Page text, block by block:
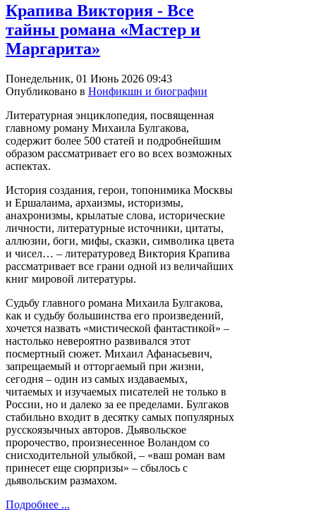
Крапива Виктория - Все
тайны романа «Мастер и
Маргарита»
Понедельник, 01 Июнь 2026 09:43
Опубликовано в Нонфикшн и биографии
Литературная энциклопедия, посвященная
главному роману Михаила Булгакова,
содержит более 500 статей и подробнейшим
образом рассматривает его во всех возможных
аспектах.
История создания, герои, топонимика Москвы
и Ершалаима, архаизмы, историзмы,
анахронизмы, крылатые слова, исторические
личности, литературные источники, цитаты,
аллюзии, боги, мифы, сказки, символика цвета
и чисел… – литературовед Виктория Крапива
рассматривает все грани одной из величайших
книг мировой литературы.
Судьбу главного романа Михаила Булгакова,
как и судьбу большинства его произведений,
хочется назвать «мистической фантастикой» –
настолько невероятно развивался этот
посмертный сюжет. Михаил Афанасьевич,
запрещаемый и отторгаемый при жизни,
сегодня – один из самых издаваемых,
читаемых и изучаемых писателей не только в
России, но и далеко за ее пределами. Булгаков
стабильно входит в десятку самых популярных
русскоязычных авторов. Дьявольское
пророчество, произнесенное Воландом со
снисходительной улыбкой, – «ваш роман вам
принесет еще сюрпризы» – сбылось с
дьявольским размахом.
Подробнее ...